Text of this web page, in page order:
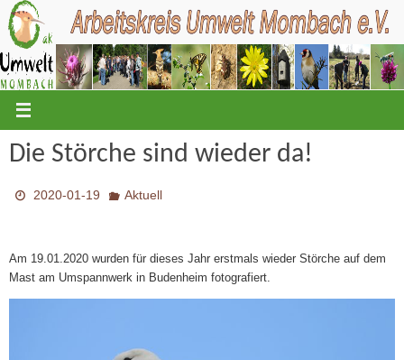
Zum
Inhalt
springen
Die Störche sind wieder da!
2020-01-19 Aktuell
Am 19.01.2020 wurden für dieses Jahr erstmals wieder Störche auf dem
Mast am Umspannwerk in Budenheim fotografiert.